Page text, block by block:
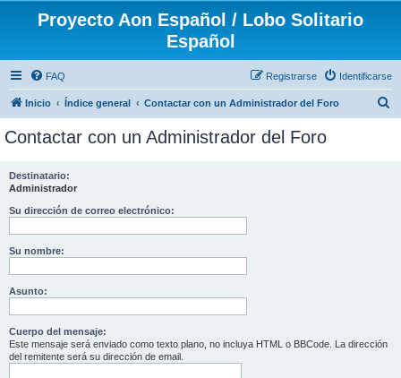
Proyecto Aon Español / Lobo Solitario
Español
FAQ Identificarse
Registrarse
Inicio Índice general Contactar con un Administrador del Foro
Contactar con un Administrador del Foro
Destinatario:
Administrador
Su dirección de correo electrónico:
Su nombre:
Asunto:
Cuerpo del mensaje:
Este mensaje será enviado como texto plano, no incluya HTML o BBCode. La dirección
del remitente será su dirección de email.